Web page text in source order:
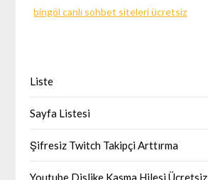
bingöl canlı sohbet siteleri ücretsiz
Liste
Sayfa Listesi
Şifresiz Twitch Takipçi Arttırma
Youtube Dislike Kasma Hilesi Ücretsiz